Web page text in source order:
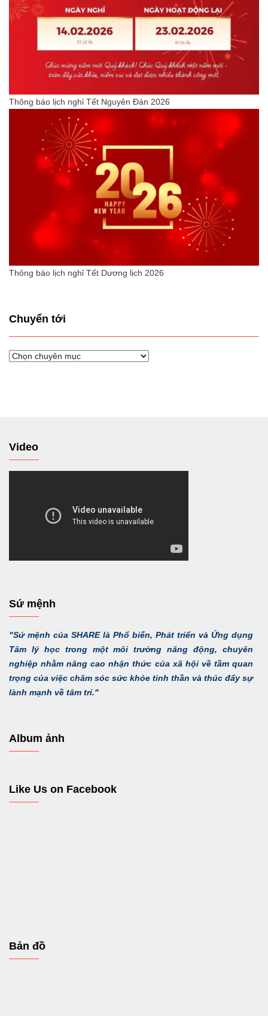
Thông báo lịch nghỉ Tết Nguyên Đán 2026
Thông báo lịch nghỉ Tết Dương lịch 2026
Chuyển tới
Chuyển
Video
Sứ mệnh
"Sứ mệnh của SHARE là Phổ biến, Phát triển và Ứng dụng
Tâm lý học trong một môi trường năng động, chuyên
nghiệp nhằm nâng cao nhận thức của xã hội về tầm quan
trọng của việc chăm sóc sức khỏe tinh thần và thúc đẩy sự
lành mạnh về tâm trí."
Album ảnh
Like Us on Facebook
Bản đồ